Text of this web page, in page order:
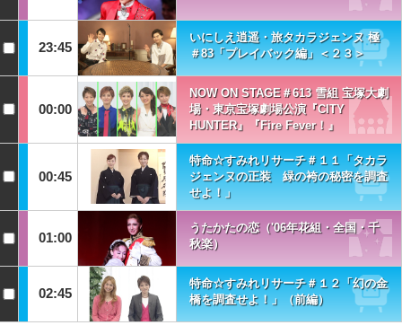
23:45
いにしえ逍遥・旅タカラジェンヌ 極
＃83「プレイバック編」＜２３＞
00:00
NOW ON STAGE＃613 雪組 宝塚大劇
場・東京宝塚劇場公演『CITY
HUNTER』『Fire Fever！』
00:45
特命☆すみれリサーチ＃１１「タカラ
ジェンヌの正装 緑の袴の秘密を調査
せよ！」
01:00
うたかたの恋（'06年花組・全国・千
秋楽）
02:45
特命☆すみれリサーチ＃１２「幻の金
橋を調査せよ！」（前編）